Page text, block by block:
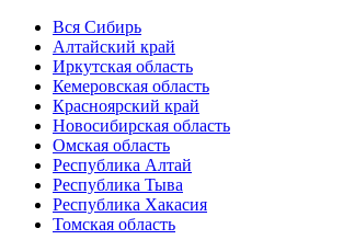
Вся Сибирь
Алтайский край
Иркутская область
Кемеровская область
Красноярский край
Новосибирская область
Омская область
Республика Алтай
Республика Тыва
Республика Хакасия
Томская область